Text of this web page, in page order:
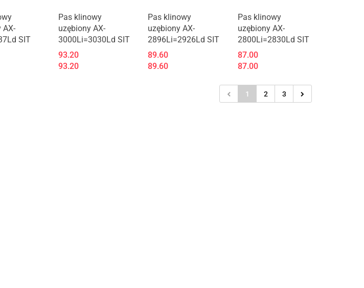
AX-
SIT
Pas klinowy
uzębiony AX-
3000Li=3030Ld SIT
93.20
93.20
Pas klinowy
uzębiony AX-
2896Li=2926Ld SIT
89.60
89.60
Pas klinowy
uzębiony AX-
2800Li=2830Ld SIT
87.00
87.00
1 2 3